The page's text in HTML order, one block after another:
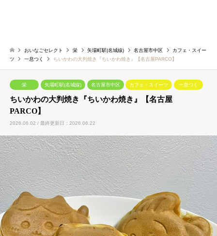
おいなごセレクト 栄 矢場町駅(名城線) 名古屋市中区
カフェ・スイー
ツ
一息つく ちいかわの大判焼き『ちいかわ焼き』【名古屋PARCO】
栄 矢場町駅(名城線) 名古屋市中区 カフェ・スイーツ 一息つく
ちいかわの大判焼き『ちいかわ焼き』【名古屋
PARCO】
2026.06.02 / 最終更新日：2026.06.22